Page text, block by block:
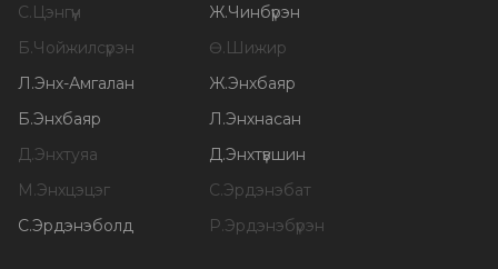
С.Цэнгүүн Ж.Чинбүрэн
Б.Чойжилсүрэн Ө.Шижир
Л.Энх-Амгалан Ж.Энхбаяр
Б.Энхбаяр Л.Энхнасан
Д.Энхтуяа Д.Энхтүвшин
М.Энхцэцэг С.Эрдэнэбат
С.Эрдэнэболд Р.Эрдэнэбүрэн